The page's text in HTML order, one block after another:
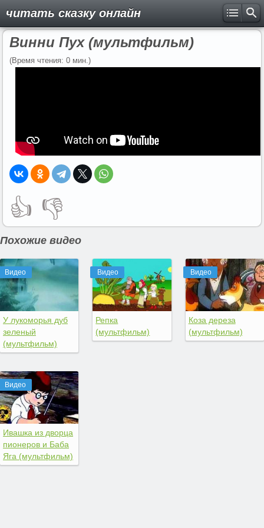
читать сказку онлайн
Винни Пух (мультфильм)
(Время чтения: 0 мин.)
👍 👎
Похожие видео
Видео
У лукоморья дуб
зеленый
(мультфильм)
Видео
Ивашка из дворца
пионеров и Баба
Яга (мультфильм)
Видео
Репка
(мультфильм)
Видео
Коза дереза
(мультфильм)